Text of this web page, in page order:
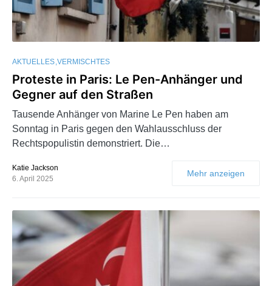
AKTUELLES VERMISCHTES
Proteste in Paris: Le Pen-Anhänger und
Gegner auf den Straßen
Tausende Anhänger von Marine Le Pen haben am
Sonntag in Paris gegen den Wahlausschluss der
Rechtspopulistin demonstriert. Die…
Katie Jackson
6. April 2025
Mehr anzeigen